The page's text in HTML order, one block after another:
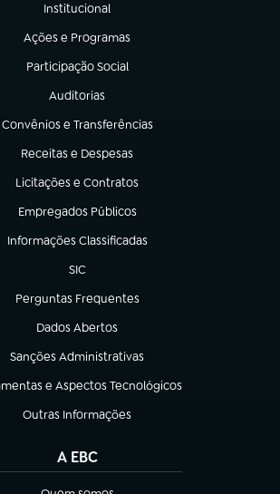
Institucional
(abre em nova aba)
Ações e Programas
(abre em nova aba)
Participação Social
(abre em nova aba)
Auditorias
(abre em nova aba)
Convênios e Transferências
(abre em nova aba)
Receitas e Despesas
(abre em nova aba)
Licitações e Contratos
(abre em nova aba)
Empregados Públicos
(abre em nova aba)
Informações Classificadas
(abre em nova aba)
SIC
(abre em nova aba)
Perguntas Frequentes
(abre em nova aba)
Dados Abertos
(abre em nova aba)
Sanções Administrativas
(abre em nova aba)
e Aspectos Tecnológicos
em nova aba)
Outras Informações
(abre em nova aba)
A EBC